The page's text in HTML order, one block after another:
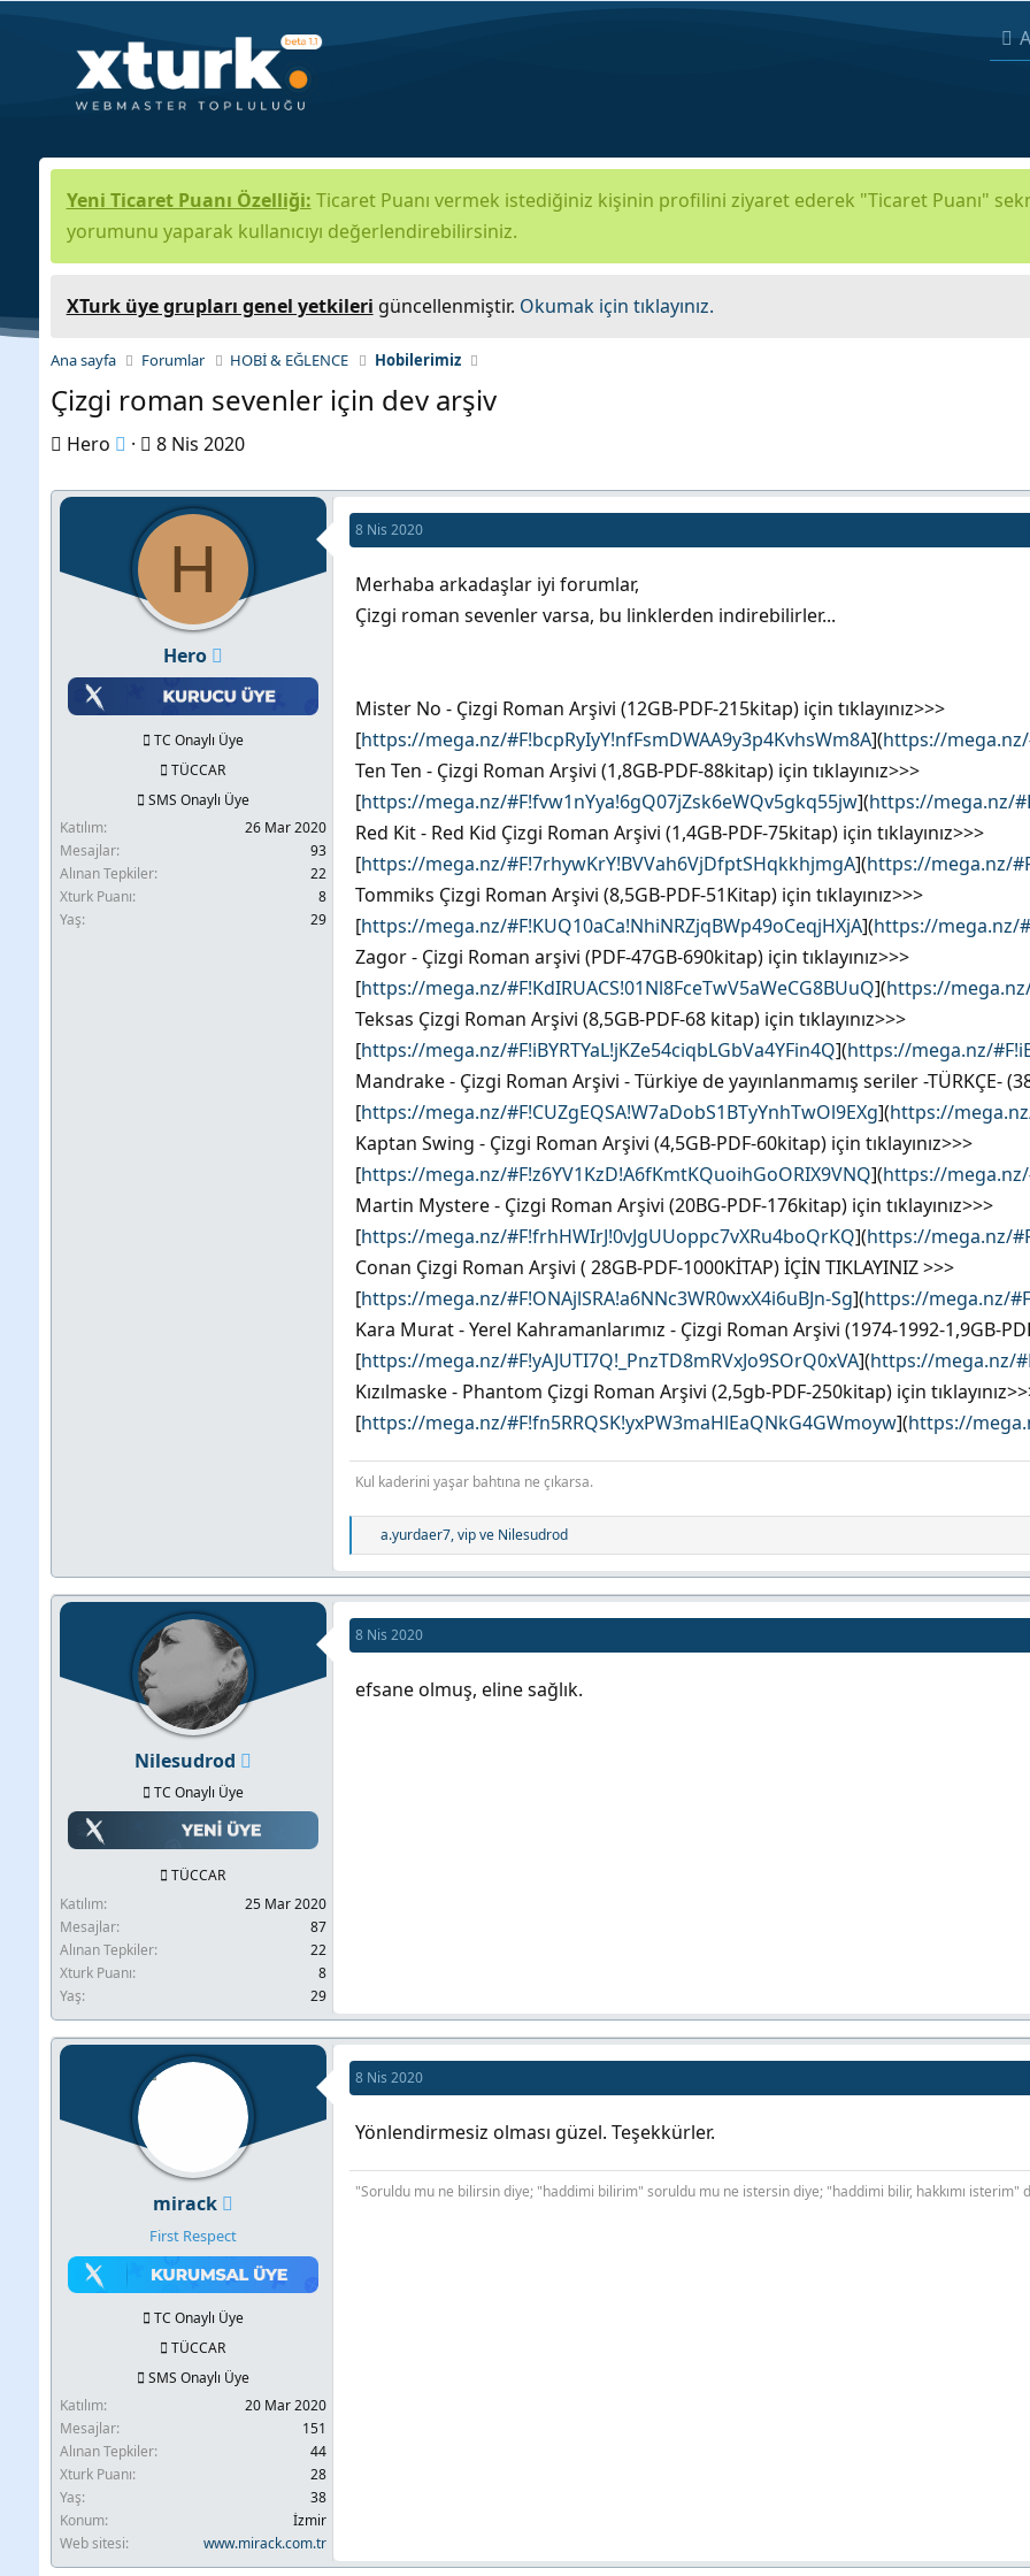
Yeni Ticaret Puanı Özelliği: Ticaret Puanı vermek istediğiniz kişinin profilini ziyaret ederek "Ticaret Puanı"
yorumunu yaparak kullanıcıyı değerlendirebilirsiniz.
XTurk üye grupları genel yetkileri güncellenmiştir. Okumak için tıklayınız.
Ana sayfa Forumlar HOBİ & EĞLENCE Hobilerimiz
Çizgi roman sevenler için dev arşiv
K
n
u
a
ş
a
n
Hero
B
ş
l
g
ç
t
a
r
i
8 Nis 2020
H
Hero
TC Onaylı Üye
TÜCCAR
SMS Onaylı Üye
Katılım
26 Mar 2020
Mesajlar
93
Alınan Tepkiler
22
Xturk Puanı
8
Yaş
29
8 Nis 2020
Merhaba arkadaşlar iyi forumlar,
Çizgi roman sevenler varsa, bu linklerden indirebilirler...
Mister No - Çizgi Roman Arşivi (12GB-PDF-215kitap) için tıklayınız>>>
[https://mega.nz/#F!bcpRyIyY!nfFsmDWAA9y3p4KvhsWm8A](https://mega.nz/
Ten Ten - Çizgi Roman Arşivi (1,8GB-PDF-88kitap) için tıklayınız>>>
[https://mega.nz/#F!fvw1nYya!6gQ07jZsk6eWQv5gkq55jw](https://mega.nz/
Red Kit - Red Kid Çizgi Roman Arşivi (1,4GB-PDF-75kitap) için tıklayınız>>>
[https://mega.nz/#F!7rhywKrY!BVVah6VjDfptSHqkkhjmgA](https://mega.nz/
Tommiks Çizgi Roman Arşivi (8,5GB-PDF-51Kitap) için tıklayınız>>>
[https://mega.nz/#F!KUQ10aCa!NhiNRZjqBWp49oCeqjHXjA](https://mega.nz/
Zagor - Çizgi Roman arşivi (PDF-47GB-690kitap) için tıklayınız>>>
[https://mega.nz/#F!KdIRUACS!01Nl8FceTwV5aWeCG8BUuQ](https://mega.nz/
Teksas Çizgi Roman Arşivi (8,5GB-PDF-68 kitap) için tıklayınız>>>
[https://mega.nz/#F!iBYRTYaL!jKZe54ciqbLGbVa4YFin4Q](https://mega.nz/
Mandrake - Çizgi Roman Arşivi - Türkiye de yayınlanmamış seriler -TÜRKÇE-
[https://mega.nz/#F!CUZgEQSA!W7aDobS1BTyYnhTwOl9EXg](https://
Kaptan Swing - Çizgi Roman Arşivi (4,5GB-PDF-60kitap) için tıklayınız>>>
[https://mega.nz/#F!z6YV1KzD!A6fKmtKQuoihGoORIX9VNQ](https://mega.nz/
Martin Mystere - Çizgi Roman Arşivi (20BG-PDF-176kitap) için tıklayınız>>>
[https://mega.nz/#F!frhHWIrJ!0vJgUUoppc7vXRu4boQrKQ](https://mega.nz/
Conan Çizgi Roman Arşivi ( 28GB-PDF-1000KİTAP) İÇİN TIKLAYINIZ >>>
[https://mega.nz/#F!ONAjlSRA!a6NNc3WR0wxX4i6uBJn-Sg](https://mega.nz/
Kara Murat - Yerel Kahramanlarımız - Çizgi Roman Arşivi (1974-1992-1,9GB-
[https://mega.nz/#F!yAJUTI7Q!_PnzTD8mRVxJo9SOrQ0xVA](https://mega.nz/
Kızılmaske - Phantom Çizgi Roman Arşivi (2,5gb-PDF-250kitap) için
[https://mega.nz/#F!fn5RRQSK!yxPW3maHlEaQNkG4GWmoyw](https://
Kul kaderini yaşar bahtına ne çıkarsa.
T
e
p
k
i
l
r
a.yurdaer7,vipve Nilesudrod
Nilesudrod
TC Onaylı Üye
TÜCCAR
Katılım
25 Mar 2020
Mesajlar
87
Alınan Tepkiler
22
Xturk Puanı
8
Yaş
29
8 Nis 2020
efsane olmuş, eline sağlık.
mirack
First Respect
TC Onaylı Üye
TÜCCAR
SMS Onaylı Üye
Katılım
20 Mar 2020
Mesajlar
151
Alınan Tepkiler
44
Xturk Puanı
28
Yaş
38
Konum
İzmir
Web sitesi
www.mirack.com.tr
8 Nis 2020
Yönlendirmesiz olması güzel. Teşekkürler.
"Soruldu mu ne bilirsin diye; "haddimi bilirim" soruldu mu ne istersin diye; "haddimi bilir, hakkımı isterim"